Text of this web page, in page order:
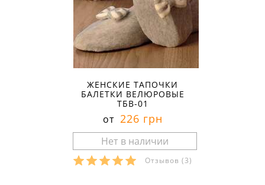
ЖЕНСКИЕ ТАПОЧКИ
БАЛЕТКИ ВЕЛЮРОВЫЕ
ТБВ-01
от 226 грн
Отзывов (3)